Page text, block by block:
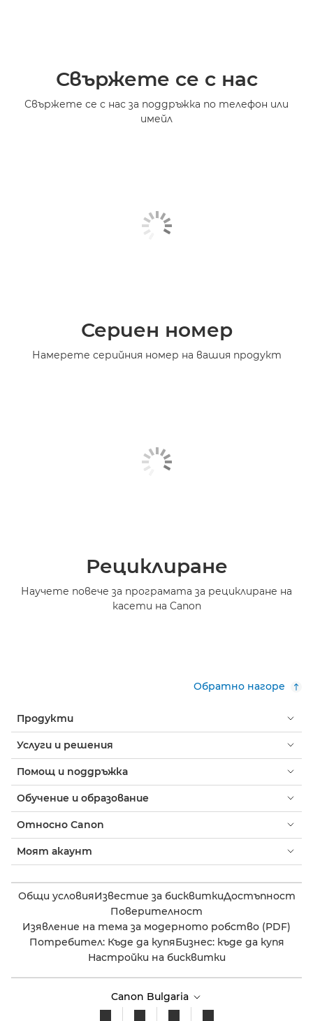
Свържете се с нас
Свържете се с нас за поддръжка по телефон или
имейл
Сериен номер
Намерете серийния номер на вашия продукт
Рециклиране
Научете повече за програмата за рециклиране на
касети на Canon
Обратно нагоре
Продукти
Услуги и решения
Помощ и поддръжка
Обучение и образование
Относно Canon
Моят акаунт
Общи условияИзвестие за бисквиткиДостъпност
Поверителност
Изявление на тема за модерното робство (PDF)
Потребител: Къде да купяБизнес: къде да купя
Настройки на бисквитки
Canon Bulgaria